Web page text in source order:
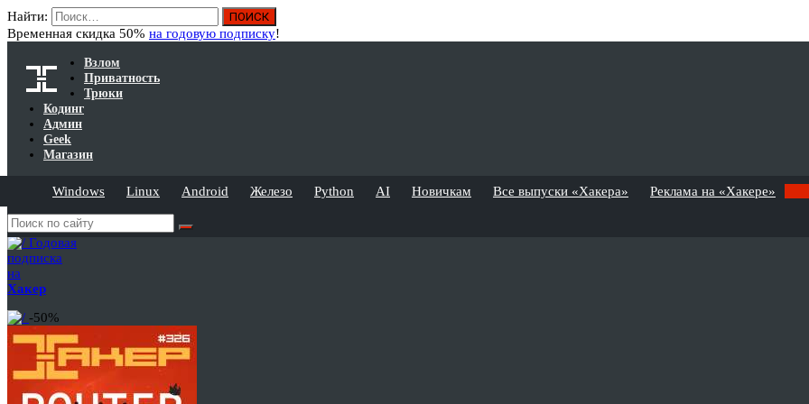
Найти:
Временная скидка 50% на годовую подписку!
Взлом
Приватность
Трюки
Кодинг
Админ
Geek
Магазин
Windows Linux Android Железо Python AI Новичкам Все выпуски «Хакера» Реклама на «Хакере»
Годовая
подписка
на
Хакер
-50%